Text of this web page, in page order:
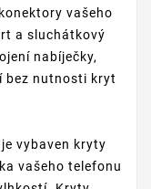
vašeho
a sluchátkový
nabíječky,
bez nutnosti kryt
vybaven kryty
vašeho telefonu